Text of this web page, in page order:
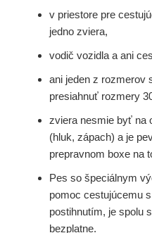
v priestore pre
jedno zviera,
vodič vozidla a ani
ani jeden z rozmerov
presiahnuť rozmery
zviera nesmie byť na
(hluk, zápach) a je
prepravnom boxe na
Pes so špeciálnym
pomoc cestujúcemu
postihnutím, je spolu
bezplatne.